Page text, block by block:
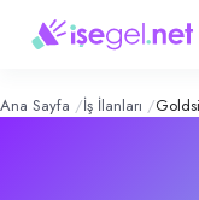
Ofis
Konum:
Goldsit Ofis Mobilyaları,
Kalıp Bağlama Ayar İşçisi
Ana Sayfa İş İlanları